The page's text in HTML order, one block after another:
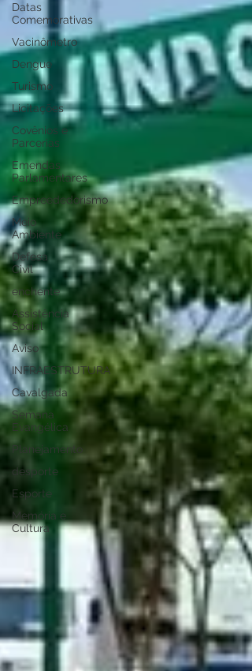
Datas
Comemorativas
Vacinômetro
Dengue
Turismo
Licitações
Covênios e
Parcerias
Emendas
Parlamentares
Empreededorismo
Meio
Ambiente
Defesa
Civil
enchente
Assistência
Social
Aviso
INFRAESTRUTURA
Cavalgada
Semana
Evangélica
Planejamento
desporte
Esporte
Memória e
Cultura